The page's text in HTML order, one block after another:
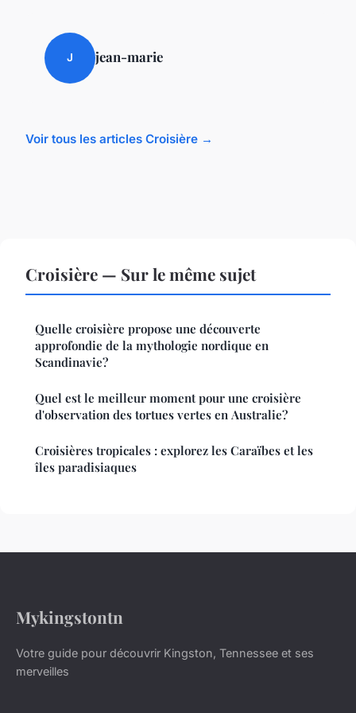
J jean-marie
Voir tous les articles Croisière →
Croisière — Sur le même sujet
Quelle croisière propose une découverte
approfondie de la mythologie nordique en
Scandinavie?
Quel est le meilleur moment pour une croisière
d'observation des tortues vertes en Australie?
Croisières tropicales : explorez les Caraïbes et les
îles paradisiaques
Mykingstontn
Votre guide pour découvrir Kingston, Tennessee et ses
merveilles